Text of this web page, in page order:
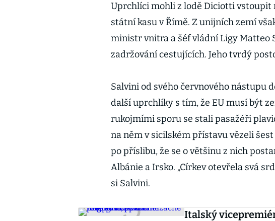
Uprchlíci mohli z lodě Diciotti vstoupit
státní kasu v Římě. Z unijních zemí
ministr vnitra a šéf vládní Ligy Matteo
zadržování cestujících. Jeho tvrdý
Salvini od svého červnového nástupu
další uprchlíky s tím, že EU musí být
rukojmími sporu se stali pasažéři
na něm v sicilském přístavu vězeli
po příslibu, že se o většinu z nich
Albánie a Irsko. „Církev otevřela svá
si Salvini.
Italský